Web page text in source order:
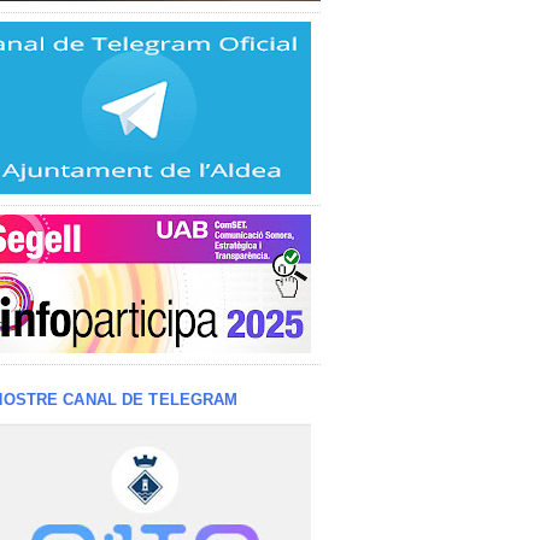
CANAL DE TELEGRAM